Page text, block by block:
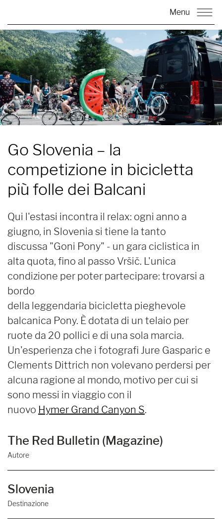
Menu
Go Slovenia – la
competizione in bicicletta
più folle dei Balcani
Qui l'estasi incontra il relax: ogni anno a
giugno, in Slovenia si tiene la tanto
discussa "Goni Pony" - un gara ciclistica in
alta quota, fino al passo Vršič. L'unica
condizione per poter partecipare: trovarsi a
bordo
della leggendaria bicicletta pieghevole
balcanica Pony. È dotata di un telaio per
ruote da 20 pollici e di una sola marcia.
Un'esperienza che i fotografi Jure Gasparic e
Clements Dittrich non volevano perdersi per
alcuna ragione al mondo, motivo per cui si
sono messi in viaggio con il
nuovo Hymer Grand Canyon S.
The Red Bulletin (Magazine)
Autore
Destinazione
Slovenia